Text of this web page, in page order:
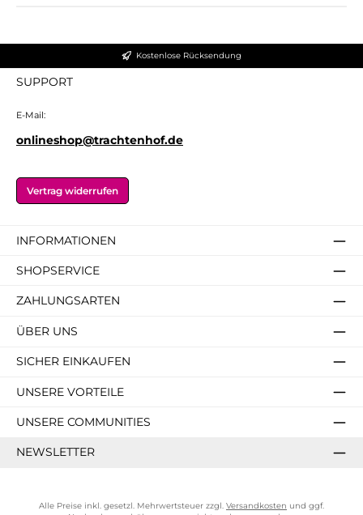
Kostenlose Rücksendung
SUPPORT
E-Mail:
onlineshop@trachtenhof.de
Vertrag widerrufen
INFORMATIONEN
SHOPSERVICE
ZAHLUNGSARTEN
ÜBER UNS
SICHER EINKAUFEN
UNSERE VORTEILE
UNSERE COMMUNITIES
NEWSLETTER
Alle Preise inkl. gesetzl. Mehrwertsteuer zzgl. Versandkosten und ggf.